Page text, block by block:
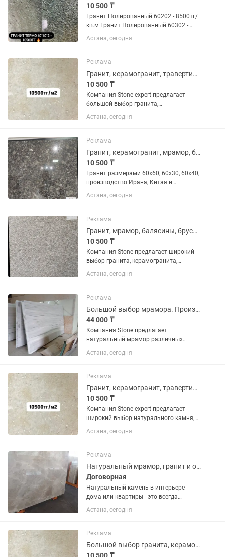
10 500 ₸
Гранит Полированный 60202 - 8500тг/
кв.м Гранит Полированный 60302 -
10500тг/к.м Гранит Полированный
60602 - 10500тг/к.м Гранит
кв.м Гранит Термообработанный
30303 -...
Астана, сегодня
Реклама
Гранит, керамогранит, травертин большой выбор
10 500 ₸
Компания Stone expert предлагает
большой выбор гранита,
керамогранита, травертина, мрамора и
многое другое. Производство Китай,
Кыргызстан. Доставка по...
Астана, сегодня
Реклама
Гранит, керамогранит, мрамор, балясины, брусчатка, поребрик и многое другое
10 500 ₸
Гранит размерами 60х60, 60х30, 60х40,
производство Ирана, Китая и
Казахстана, широкий ассортимент,
производим расчеты, имеется
Астана, сегодня
Реклама
Гранит, мрамор, балясины, брусчатка, поребрик и многое другое.
10 500 ₸
Компания Stone предлагает широкий
выбор гранита, керамогранита,
мрамора. Отличное качество,
долговечность, все размеры.
Астана, сегодня
Реклама
Большой выбор мрамора. Производство Иран.
44 000 ₸
Компания Stone предлагает
натуральный мрамор различных
размеров. Наши мастера могут
вырезать необходимые для вас
производство Ирана! Приходите и
выбирайте!
Астана, сегодня
Реклама
Гранит, керамогранит, травертин, Лаймстоун и многое другое
10 500 ₸
Компания Stone expert предлагает
широкий выбор натурального камня,
гранит, травертин, мрамор. Все
размеры, все цвета которые имеются в
Скидки на большие объемы!
Астана, сегодня
Реклама
Натуральный мрамор, гранит и оникс
Договорная
Натуральный камень в интерьере
дома или квартиры - это всегда
эксклюзивно, практично и долговечно!
И мы рады предложить вам мрамор
Свяжитесь с нами и получите...
Астана, сегодня
Реклама
Большой выбор гранита, керамогранита, травертина, балясины и многое другое.